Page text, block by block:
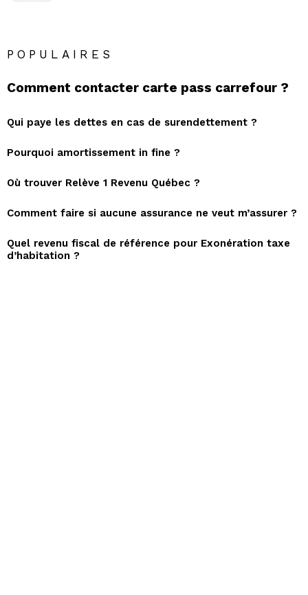
POPULAIRES
Comment contacter carte pass carrefour ?
Qui paye les dettes en cas de surendettement ?
Pourquoi amortissement in fine ?
Où trouver Relève 1 Revenu Québec ?
Comment faire si aucune assurance ne veut m’assurer ?
Quel revenu fiscal de référence pour Exonération taxe
d’habitation ?